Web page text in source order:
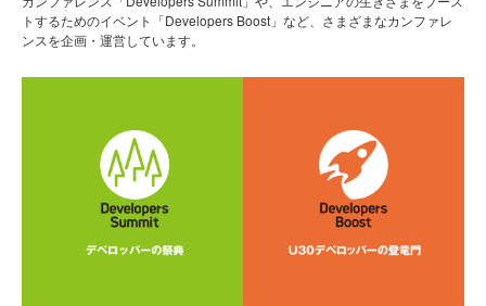
トするためのイベント「Developers Boost」など、さまざまなカンファレ
ンスを企画・運営しています。